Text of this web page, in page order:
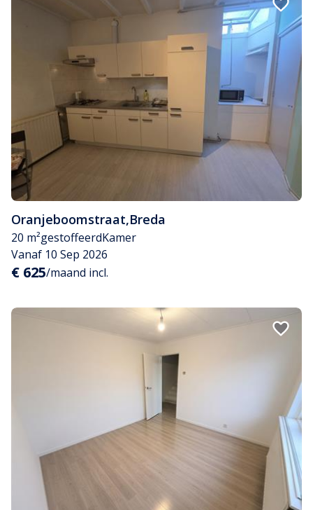
Oranjeboomstraat,Breda
20 m²gestoffeerdKamer
Vanaf 10 Sep 2026
€ 625/maand incl.